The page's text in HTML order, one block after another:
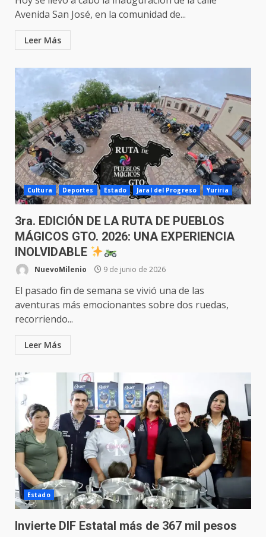
Avenida San José, en la comunidad de...
Leer Más
Cultura Deportes Estado Jaral del Progreso Yuriria
3ra. EDICIÓN DE LA RUTA DE PUEBLOS
MÁGICOS GTO. 2026: UNA EXPERIENCIA
INOLVIDABLE
NuevoMilenio 9 de junio de 2026
El pasado fin de semana se vivió una de las
aventuras más emocionantes sobre dos ruedas,
recorriendo...
Leer Más
Estado
Invierte DIF Estatal más de 367 mil pesos